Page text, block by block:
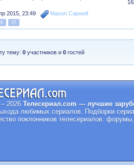
2015, 23:49 Mason Capwell
77
тему:0 участников и0 гостей
2026 Телесериал.com — лучшие
любимых сериалов. Подборки
поклонников телесериалов: